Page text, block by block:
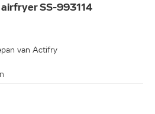
SS-993114
van Actifry